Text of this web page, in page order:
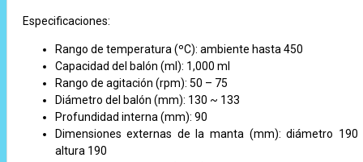
Especificaciones:
Rango de temperatura (ºC): ambiente hasta 450
Capacidad del balón (ml): 1,000 ml
Rango de agitación (rpm): 50 – 75
Diámetro del balón (mm): 130 ~ 133
Profundidad interna (mm): 90
Dimensiones externas de la manta (mm): diámetro 190
altura 190